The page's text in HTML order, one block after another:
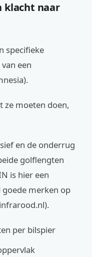
klacht naar
specifieke
een
ze moeten doen,
en de onderrug
golflengten
is hier een
goede merken op
per bilspier